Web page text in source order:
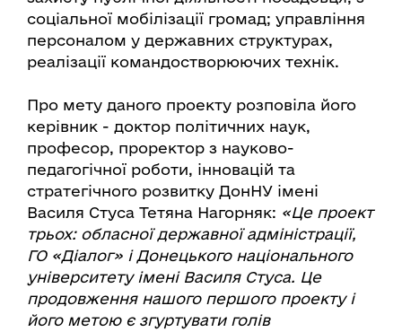
соціальної мобілізації громад; управління
персоналом у державних структурах,
реалізації командостворюючих технік.
Про мету даного проекту розповіла його
керівник - доктор політичних наук,
професор, проректор з науково-
педагогічної роботи, інновацій та
стратегічного розвитку ДонНУ імені
Василя Стуса Тетяна Нагорняк: «Це проект
трьох: обласної державної адміністрації,
ГО «Діалог» і Донецького національного
університету імені Василя Стуса. Це
продовження нашого першого проекту і
його метою є згуртувати голів